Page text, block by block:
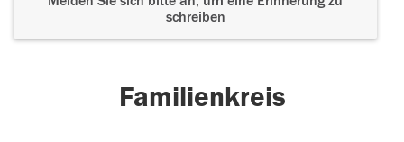
schreiben
Familienkreis